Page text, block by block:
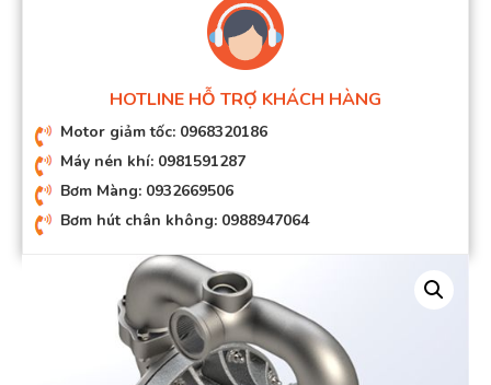
HOTLINE HỖ TRỢ KHÁCH HÀNG
Motor giảm tốc: 0968320186
Máy nén khí: 0981591287
Bơm Màng: 0932669506
Bơm hút chân không: 0988947064